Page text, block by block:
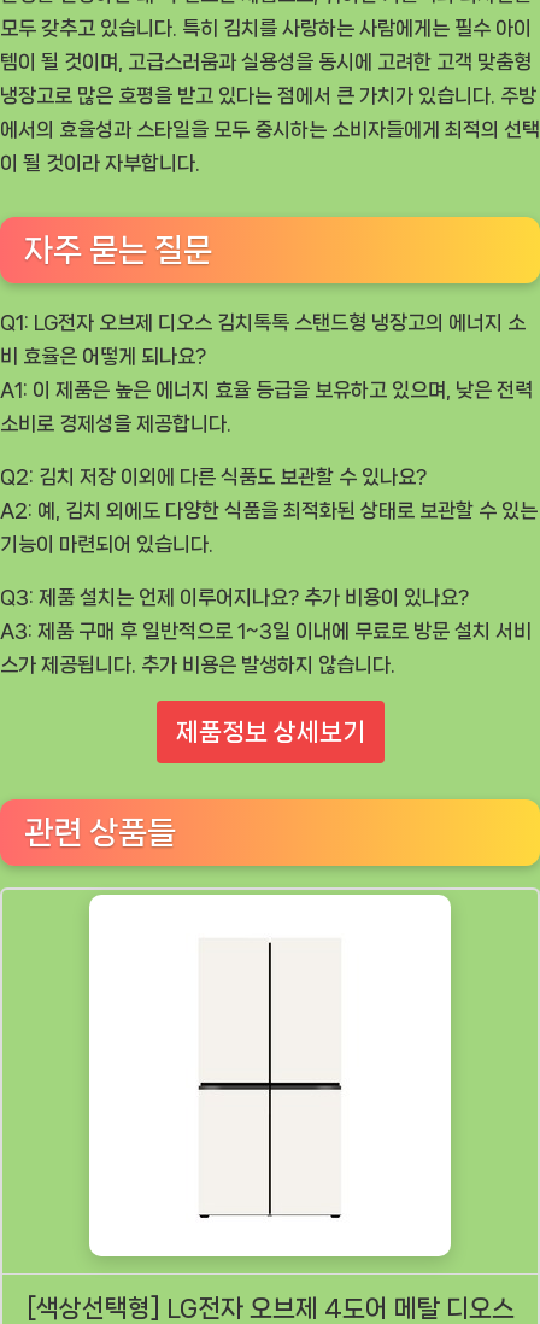
모두 갖추고 있습니다. 특히 김치를 사랑하는 사람에게는 필수 아이
템이 될 것이며, 고급스러움과 실용성을 동시에 고려한 고객 맞춤형
냉장고로 많은 호평을 받고 있다는 점에서 큰 가치가 있습니다. 주방
에서의 효율성과 스타일을 모두 중시하는 소비자들에게 최적의 선택
이 될 것이라 자부합니다.
자주 묻는 질문
Q1: LG전자 오브제 디오스 김치톡톡 스탠드형 냉장고의 에너지 소
비 효율은 어떻게 되나요?
A1: 이 제품은 높은 에너지 효율 등급을 보유하고 있으며, 낮은 전력
소비로 경제성을 제공합니다.
Q2: 김치 저장 이외에 다른 식품도 보관할 수 있나요?
A2: 예, 김치 외에도 다양한 식품을 최적화된 상태로 보관할 수 있는
기능이 마련되어 있습니다.
Q3: 제품 설치는 언제 이루어지나요? 추가 비용이 있나요?
A3: 제품 구매 후 일반적으로 1~3일 이내에 무료로 방문 설치 서비
스가 제공됩니다. 추가 비용은 발생하지 않습니다.
제품정보 상세보기
관련 상품들
[색상선택형] LG전자 오브제 4도어 메탈 디오스